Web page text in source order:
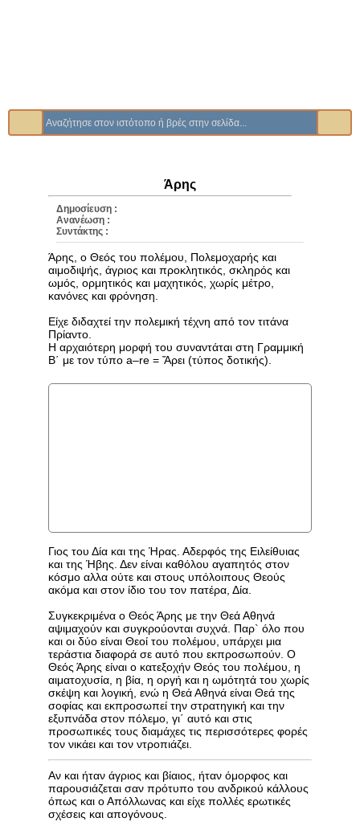
Άρης
Δημοσίευση :
Ανανέωση :
Συντάκτης :
Άρης, ο Θεός του πολέμου, Πολεμοχαρής και
αιμοδιψής, άγριος και προκλητικός, σκληρός και
ωμός, ορμητικός και μαχητικός, χωρίς μέτρο,
κανόνες και φρόνηση.
Είχε διδαχτεί την πολεμική τέχνη από τον τιτάνα
Πρίαντο.
Η αρχαιότερη μορφή του συναντάται στη Γραμμική
Β΄ με τον τύπο a–re = Ἄρει (τύπος δοτικής).
Γιος του Δία και της Ήρας. Αδερφός της Ειλείθυιας
και της Ήβης. Δεν είναι καθόλου αγαπητός στον
κόσμο αλλα ούτε και στους υπόλοιπους Θεούς
ακόμα και στον ίδιο του τον πατέρα, Δία.
Συγκεκριμένα ο Θεός Άρης με την Θεά Αθηνά
αψιμαχούν και συγκρούονται συχνά. Παρ` όλο που
και οι δύο είναι Θεοί του πολέμου, υπάρχει μια
τεράστια διαφορά σε αυτό που εκπροσωπούν. Ο
Θεός Άρης είναι ο κατεξοχήν Θεός του πολέμου, η
αιματοχυσία, η βία, η οργή και η ωμότητά του χωρίς
σκέψη και λογική, ενώ η Θεά Αθηνά είναι Θεά της
σοφίας και εκπροσωπεί την στρατηγική και την
εξυπνάδα στον πόλεμο, γι΄ αυτό και στις
προσωπικές τους διαμάχες τις περισσότερες φορές
τον νικάει και τον ντροπιάζει.
Αν και ήταν άγριος και βίαιος, ήταν όμορφος και
παρουσιάζεται σαν πρότυπο του ανδρικού κάλλους
όπως και ο Απόλλωνας και είχε πολλές ερωτικές
σχέσεις και απογόνους.